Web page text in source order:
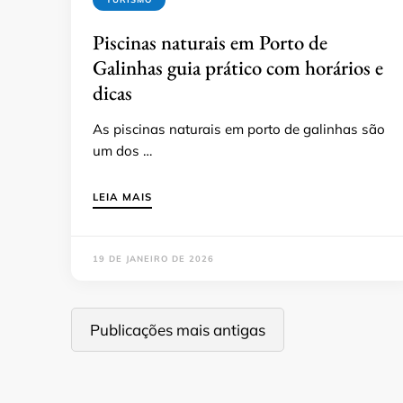
Piscinas naturais em Porto de
Galinhas guia prático com horários e
dicas
As piscinas naturais em porto de galinhas são
um dos …
LEIA MAIS
19 DE JANEIRO DE 2026
Navegação
porPublicações mais antigas